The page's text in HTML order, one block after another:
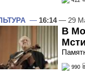
— 16:14— 29
В
990